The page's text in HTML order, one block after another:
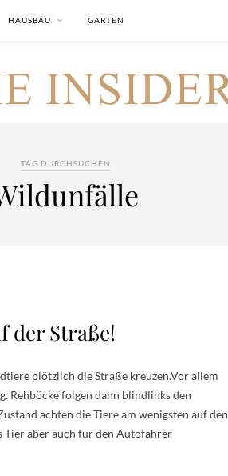
HAUSBAU GARTEN
TAG DURCHSUCHEN
der Straße!
plötzlich die Straße kreuzen.Vor allem
Rehböcke folgen dann blindlinks den
achten die Tiere am wenigsten auf den
Tier aber auch für den Autofahrer